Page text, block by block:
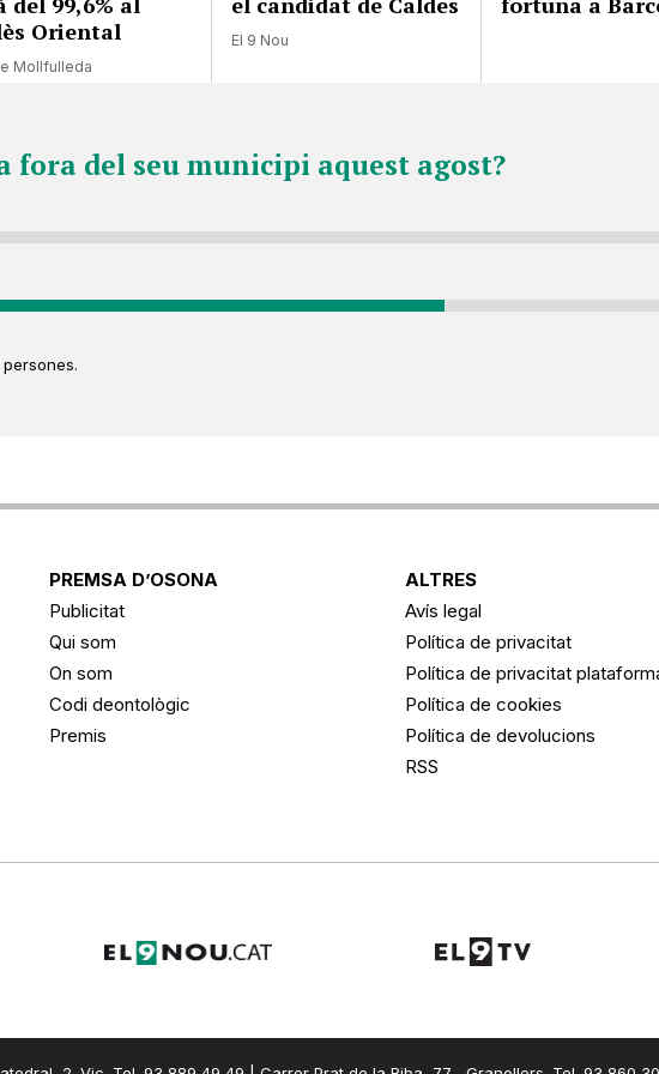
Oriental
Mollfulleda
El 9 Nou
fora del seu municipi aquest agost?
PREMSA D’OSONA
Publicitat
Qui som
On som
Codi deontològic
Premis
ALTRES
Avís legal
Política de privacitat
Política de privacitat
Política de cookies
Política de devolucions
RSS